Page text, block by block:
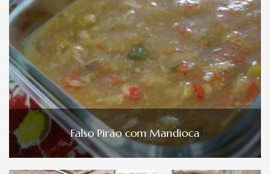
Falso Pirão com Mandioca